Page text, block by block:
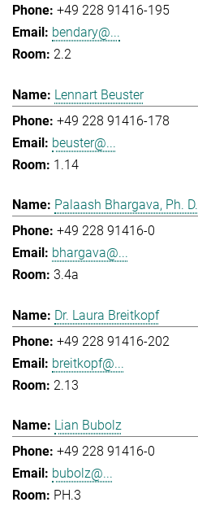
+49 228 91416-195
bendary@...
2.2
Lennart Beuster
+49 228 91416-178
beuster@...
1.14
Palaash Bhargava, Ph. D.
+49 228 91416-0
bhargava@...
3.4a
Dr. Laura Breitkopf
+49 228 91416-202
breitkopf@...
2.13
Lian Bubolz
+49 228 91416-0
bubolz@...
PH.3